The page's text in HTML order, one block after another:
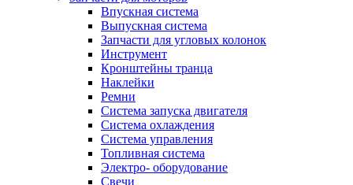
Впускная система
Выпускная система
Запчасти для угловых колонок
Инструмент
Кронштейны транца
Наклейки
Ремни
Система запуска двигателя
Система охлаждения
Система управления
Топливная система
Электро- оборудование
Свечи